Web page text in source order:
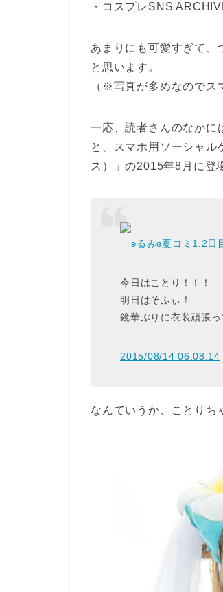
・コスプレSNS
あまりにも可愛すぎて、
と思います。
（※写真が多めなのでス
一応、読者さんのなかに
と、スマホ用ソーシャル
ス）」の2015年8月に登
ʚるみɞ夏コミ1.2日
今日はことり！！！
明日はそふぃ！
鏡華ぶりに衣装頑張
2015/08/14 06:08:14
なんていうか、ことりち